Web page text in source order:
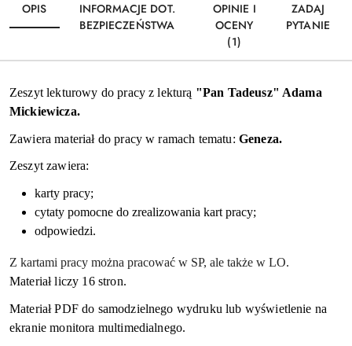
OPIS
INFORMACJE DOT.
BEZPIECZEŃSTWA
OPINIE I
OCENY
(1)
ZADAJ
PYTANIE
Zeszyt lekturowy do pracy z lekturą "Pan Tadeusz" Adama
Mickiewicza.
Zawiera materiał do pracy w ramach tematu: Geneza.
Zeszyt zawiera:
karty pracy;
cytaty pomocne do zrealizowania kart pracy;
odpowiedzi.
Z kartami pracy można pracować w SP, ale także w LO.
Materiał liczy 16 stron.
Materiał PDF do samodzielnego wydruku lub wyświetlenie na
ekranie monitora multimedialnego.